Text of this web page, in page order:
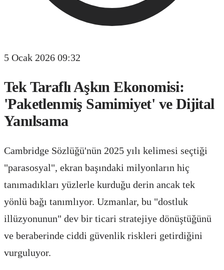
5 Ocak 2026 09:32
Tek Taraflı Aşkın Ekonomisi:
'Paketlenmiş Samimiyet' ve Dijital
Yanılsama
Cambridge Sözlüğü'nün 2025 yılı kelimesi seçtiği
"parasosyal", ekran başındaki milyonların hiç
tanımadıkları yüzlerle kurduğu derin ancak tek
yönlü bağı tanımlıyor. Uzmanlar, bu "dostluk
illüzyonunun" dev bir ticari stratejiye dönüştüğünü
ve beraberinde ciddi güvenlik riskleri getirdiğini
vurguluyor.